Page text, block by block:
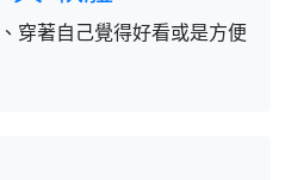
穿著自己覺得好看或是方便